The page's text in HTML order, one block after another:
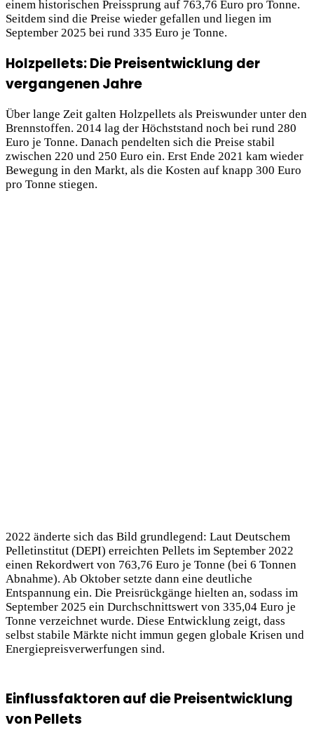
einem historischen Preissprung auf 763,76 Euro pro Tonne.
Seitdem sind die Preise wieder gefallen und liegen im
September 2025 bei rund 335 Euro je Tonne.
Holzpellets: Die Preisentwicklung der
vergangenen Jahre
Über lange Zeit galten Holzpellets als Preiswunder unter den
Brennstoffen. 2014 lag der Höchststand noch bei rund 280
Euro je Tonne. Danach pendelten sich die Preise stabil
zwischen 220 und 250 Euro ein. Erst Ende 2021 kam wieder
Bewegung in den Markt, als die Kosten auf knapp 300 Euro
pro Tonne stiegen.
2022 änderte sich das Bild grundlegend: Laut Deutschem
Pelletinstitut (DEPI) erreichten Pellets im September 2022
einen Rekordwert von 763,76 Euro je Tonne (bei 6 Tonnen
Abnahme). Ab Oktober setzte dann eine deutliche
Entspannung ein. Die Preisrückgänge hielten an, sodass im
September 2025 ein Durchschnittswert von 335,04 Euro je
Tonne verzeichnet wurde. Diese Entwicklung zeigt, dass
selbst stabile Märkte nicht immun gegen globale Krisen und
Energiepreisverwerfungen sind.
Einflussfaktoren auf die Preisentwicklung
von Pellets